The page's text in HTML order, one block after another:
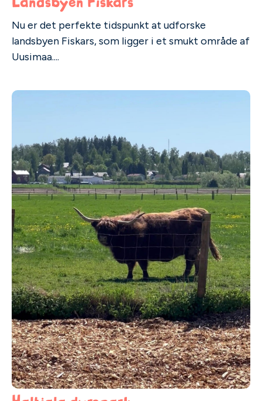
Nu er det perfekte tidspunkt at udforske
landsbyen Fiskars, som ligger i et smukt område af
Uusimaa....